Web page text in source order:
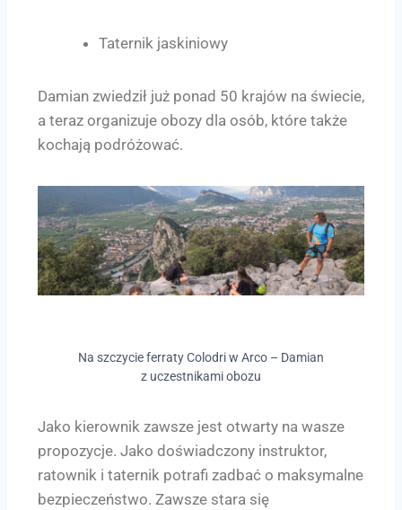
Taternik jaskiniowy
Damian zwiedził już ponad 50 krajów na świecie,
a teraz organizuje obozy dla osób, które także
kochają podróżować.
Na szczycie ferraty Colodri w Arco – Damian
z uczestnikami obozu
Jako kierownik zawsze jest otwarty na wasze
propozycje. Jako doświadczony instruktor,
ratownik i taternik potrafi zadbać o maksymalne
bezpieczeństwo. Zawsze stara się